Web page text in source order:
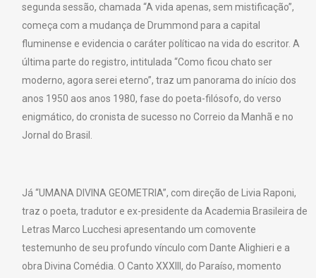
segunda sessão, chamada “A vida apenas, sem mistificação”,
começa com a mudança de Drummond para a capital
fluminense e evidencia o caráter políticao na vida do escritor. A
última parte do registro, intitulada “Como ficou chato ser
moderno, agora serei eterno”, traz um panorama do início dos
anos 1950 aos anos 1980, fase do poeta-filósofo, do verso
enigmático, do cronista de sucesso no Correio da Manhã e no
Jornal do Brasil.
Já “UMANA DIVINA GEOMETRIA”, com direção de Livia Raponi,
traz o poeta, tradutor e ex-presidente da Academia Brasileira de
Letras Marco Lucchesi apresentando um comovente
testemunho de seu profundo vínculo com Dante Alighieri e a
obra Divina Comédia. O Canto XXXIII, do Paraíso, momento